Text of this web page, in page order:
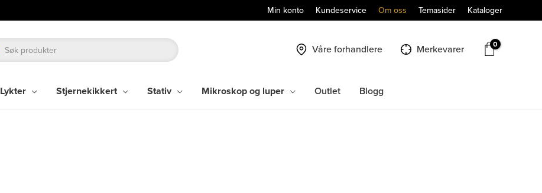
Min konto Kundeservice Om oss Temasider Kataloger
Våre forhandlere Merkevarer
Lykter Stjernekikkert Stativ Mikroskop og luper Outlet Blogg